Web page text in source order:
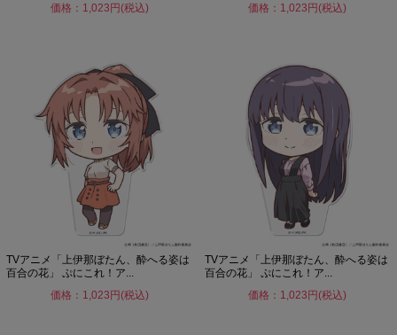
価格：1,023円(税込)
価格：1,023円(税込)
TVアニメ「上伊那ぼたん、酔へる姿は
百合の花」 ぷにこれ！ア...
価格：1,023円(税込)
TVアニメ「上伊那ぼたん、酔へる姿は
百合の花」 ぷにこれ！ア...
価格：1,023円(税込)